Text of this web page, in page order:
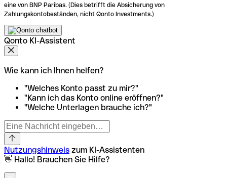
eine von BNP Paribas. (Dies betrifft die Absicherung von
Zahlungskontobeständen, nicht Qonto Investments.)
Qonto KI-Assistent
Wie kann ich Ihnen helfen?
"Welches Konto passt zu mir?"
"Kann ich das Konto online eröffnen?"
"Welche Unterlagen brauche ich?"
Nutzungshinweis zum KI-Assistenten
👋 Hallo! Brauchen Sie Hilfe?